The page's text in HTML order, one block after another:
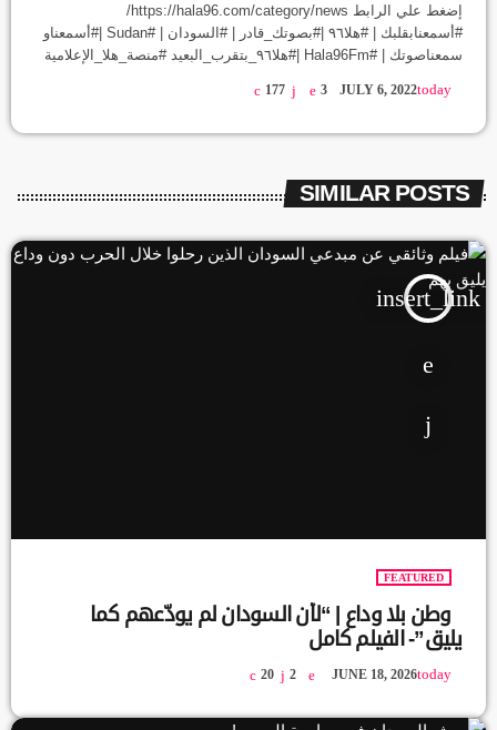
إضغط علي الرابط https://hala96.com/category/news/
#أسمعنابقلبك | #هلا٩٦ |#بصوتك_قادر | #السودان | #Sudan |#أسمعناو
سمعناصوتك | #Hala96Fm |#هلا٩٦_بتقرب_البعيد #منصة_هلا_الإعلامية
today
JULY 6, 2022
177 3
SIMILAR POSTS
insert_link
FEATURED
وطن بلا وداع | “لأن السودان لم يودّعهم كما
يليق”- الفيلم كامل
today
JUNE 18, 2026
20 2